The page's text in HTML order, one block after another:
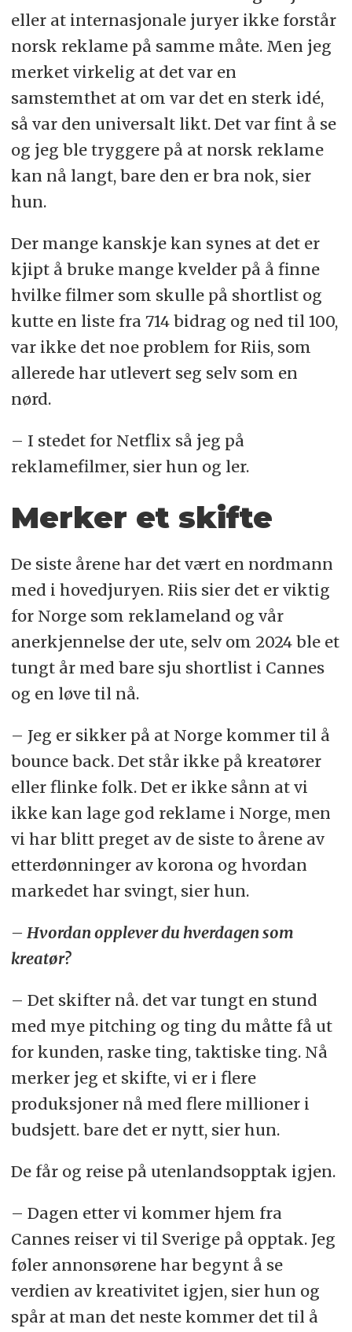
eller at internasjonale juryer ikke forstår
norsk reklame på samme måte. Men jeg
merket virkelig at det var en
samstemthet at om var det en sterk idé,
så var den universalt likt. Det var fint å se
og jeg ble tryggere på at norsk reklame
kan nå langt, bare den er bra nok, sier
hun.
Der mange kanskje kan synes at det er
kjipt å bruke mange kvelder på å finne
hvilke filmer som skulle på shortlist og
kutte en liste fra 714 bidrag og ned til 100,
var ikke det noe problem for Riis, som
allerede har utlevert seg selv som en
nørd.
– I stedet for Netflix så jeg på
reklamefilmer, sier hun og ler.
Merker et skifte
De siste årene har det vært en nordmann
med i hovedjuryen. Riis sier det er viktig
for Norge som reklameland og vår
anerkjennelse der ute, selv om 2024 ble et
tungt år med bare sju shortlist i Cannes
og en løve til nå.
– Jeg er sikker på at Norge kommer til å
bounce back. Det står ikke på kreatører
eller flinke folk. Det er ikke sånn at vi
ikke kan lage god reklame i Norge, men
vi har blitt preget av de siste to årene av
etterdønninger av korona og hvordan
markedet har svingt, sier hun.
– Hvordan opplever du hverdagen som
kreatør?
– Det skifter nå. det var tungt en stund
med mye pitching og ting du måtte få ut
for kunden, raske ting, taktiske ting. Nå
merker jeg et skifte, vi er i flere
produksjoner nå med flere millioner i
budsjett. bare det er nytt, sier hun.
De får og reise på utenlandsopptak igjen.
– Dagen etter vi kommer hjem fra
Cannes reiser vi til Sverige på opptak. Jeg
føler annonsørene har begynt å se
verdien av kreativitet igjen, sier hun og
spår at man det neste kommer det til å